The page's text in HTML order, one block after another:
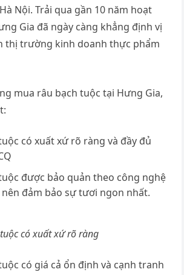
Nội. Trải qua gần 10 năm hoạt
Gia đã ngày càng khẳng định vị
thị trường kinh doanh thực phẩm
mua râu bạch tuộc tại Hưng Gia,
có xuất xứ rõ ràng và đầy đủ
được bảo quản theo công nghệ
đảm bảo sự tươi ngon nhất.
có xuất xứ rõ ràng
có giá cả ổn định và cạnh tranh